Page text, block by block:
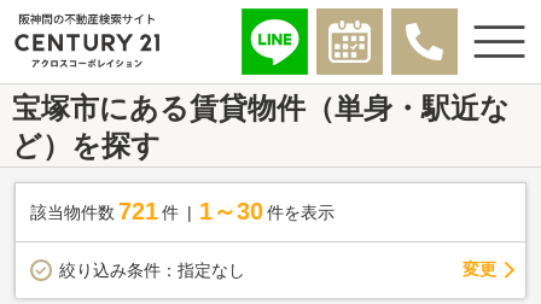
宝塚市にある賃貸物件（単身・駅近な
ど）を探す
該当物件数 721件 1～30 件を表示
絞り込み条件： 指定なし 変更